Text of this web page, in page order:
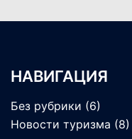
НАВИГАЦИЯ
Без рубрики (6)
Новости туризма (8)